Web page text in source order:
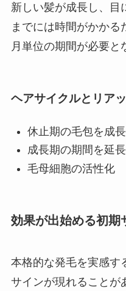
新しい髪が成長し、目
までには時間がかかる
月単位の期間が必要と
ヘアサイクルとリア
休止期の毛包を成
成長期の期間を延長
毛母細胞の活性化
効果が出始める初期
本格的な発毛を実感す
サインが現れることが